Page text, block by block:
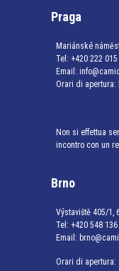
Praga
Mariánské
Tel: +420 222
Email:
Orari di apertura:
Non si effettua
incontro con un
Brno
Výstaviště 405/1,
Tel: +420 548
Email:
Orari di apertura: